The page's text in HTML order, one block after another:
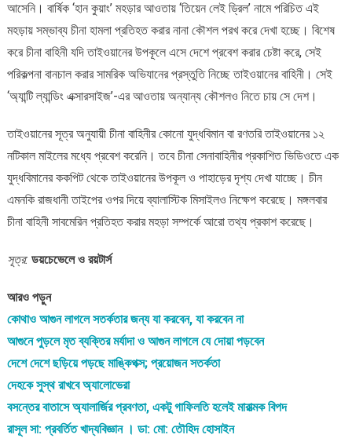
আসেনি। বার্ষিক ‘হান কুয়াং’ মহড়ার আওতায় ‘তিয়েন লেই ড্রিল’ নামে পরিচিত এই
মহড়ায় সম্ভাব্য চীনা হামলা প্রতিহত করার নানা কৌশল পরখ করে দেখা হচ্ছে। বিশেষ
করে চীনা বাহিনী যদি তাইওয়ানের উপকূলে এসে দেশে প্রবেশ করার চেষ্টা করে, সেই
পরিকল্পনা বানচাল করার সামরিক অভিযানের প্রস্তুতি নিচ্ছে তাইওয়ানের বাহিনী। সেই
‘অ্যান্টি ল্যান্ডিং এক্সারসাইজ’-এর আওতায় অন্যান্য কৌশলও নিতে চায় সে দেশ।
তাইওয়ানের সূত্র অনুযায়ী চীনা বাহিনীর কোনো যুদ্ধবিমান বা রণতরি তাইওয়ানের ১২
নটিকাল মাইলের মধ্যে প্রবেশ করেনি। তবে চীনা সেনাবাহিনীর প্রকাশিত ভিডিওতে এক
যুদ্ধবিমানের ককপিট থেকে তাইওয়ানের উপকূল ও পাহাড়ের দৃশ্য দেখা যাচ্ছে। চীন
এমনকি রাজধানী তাইপের ওপর দিয়ে ব্যালাস্টিক মিসাইলও নিক্ষেপ করেছে। মঙ্গলবার
চীনা বাহিনী সাবমেরিন প্রতিহত করার মহড়া সম্পর্কে আরো তথ্য প্রকাশ করেছে।
সূত্র: ডয়চেভেলে ও রয়টার্স
আরও পড়ুন
কোথাও আগুন লাগলে সতর্কতার জন্য যা করবেন, যা করবেন না
আগুনে পুড়লে মৃত ব্যক্তির মর্যাদা ও আগুন লাগলে যে দোয়া পড়বেন
দেশে দেশে ছড়িয়ে পড়ছে মাঙ্কিপক্স; প্রয়োজন সতর্কতা
দেহকে সুস্থ রাখবে অ্যালোভেরা
বসন্তের বাতাসে অ্যালার্জির প্রবণতা, একটু গাফিলতি হলেই মারাত্মক বিপদ
রাসূল সা: প্রবর্তিত খাদ্যবিজ্ঞান । ডা: মো: তৌহিদ হোসাইন